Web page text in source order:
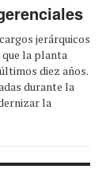
jerárquicos
la planta
diez años.
durante la
la